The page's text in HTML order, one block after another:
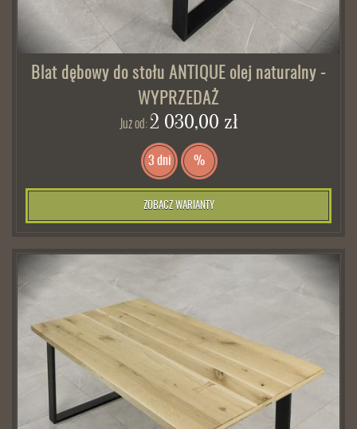
Blat dębowy do stołu ANTIQUE olej naturalny -
WYPRZEDAŻ
Już od: 2 030,00 zł
3 dni %
ZOBACZ WARIANTY